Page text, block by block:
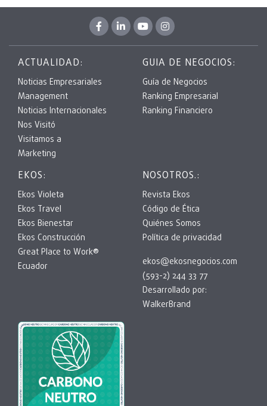
ACTUALIDAD:
Noticias Empresariales
Management
Noticias Internacionales
Nos Visitó
Visitamos a
Marketing
GUIA DE NEGOCIOS:
Guía de Negocios
Ranking Empresarial
Ranking Financiero
EKOS:
Ekos Violeta
Ekos Travel
Ekos Bienestar
Ekos Construcción
Great Place to Work®
Ecuador
NOSOTROS.:
Revista Ekos
Código de Ética
Quiénes Somos
Política de privacidad
ekos@ekosnegocios.com
(593-2) 244 33 77
Desarrollado por:
WalkerBrand